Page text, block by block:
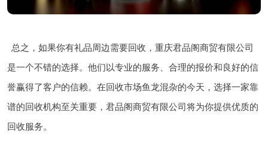
总之，如果你有礼品周边需要回收，重庆君品阁商贸有限公司
是一个不错的选择。他们以专业的服务、合理的报价和良好的信
誉赢得了客户的信赖。在回收市场鱼龙混杂的今天，选择一家靠
谱的回收机构至关重要，君品阁商贸有限公司将为你提供优质的
回收服务。